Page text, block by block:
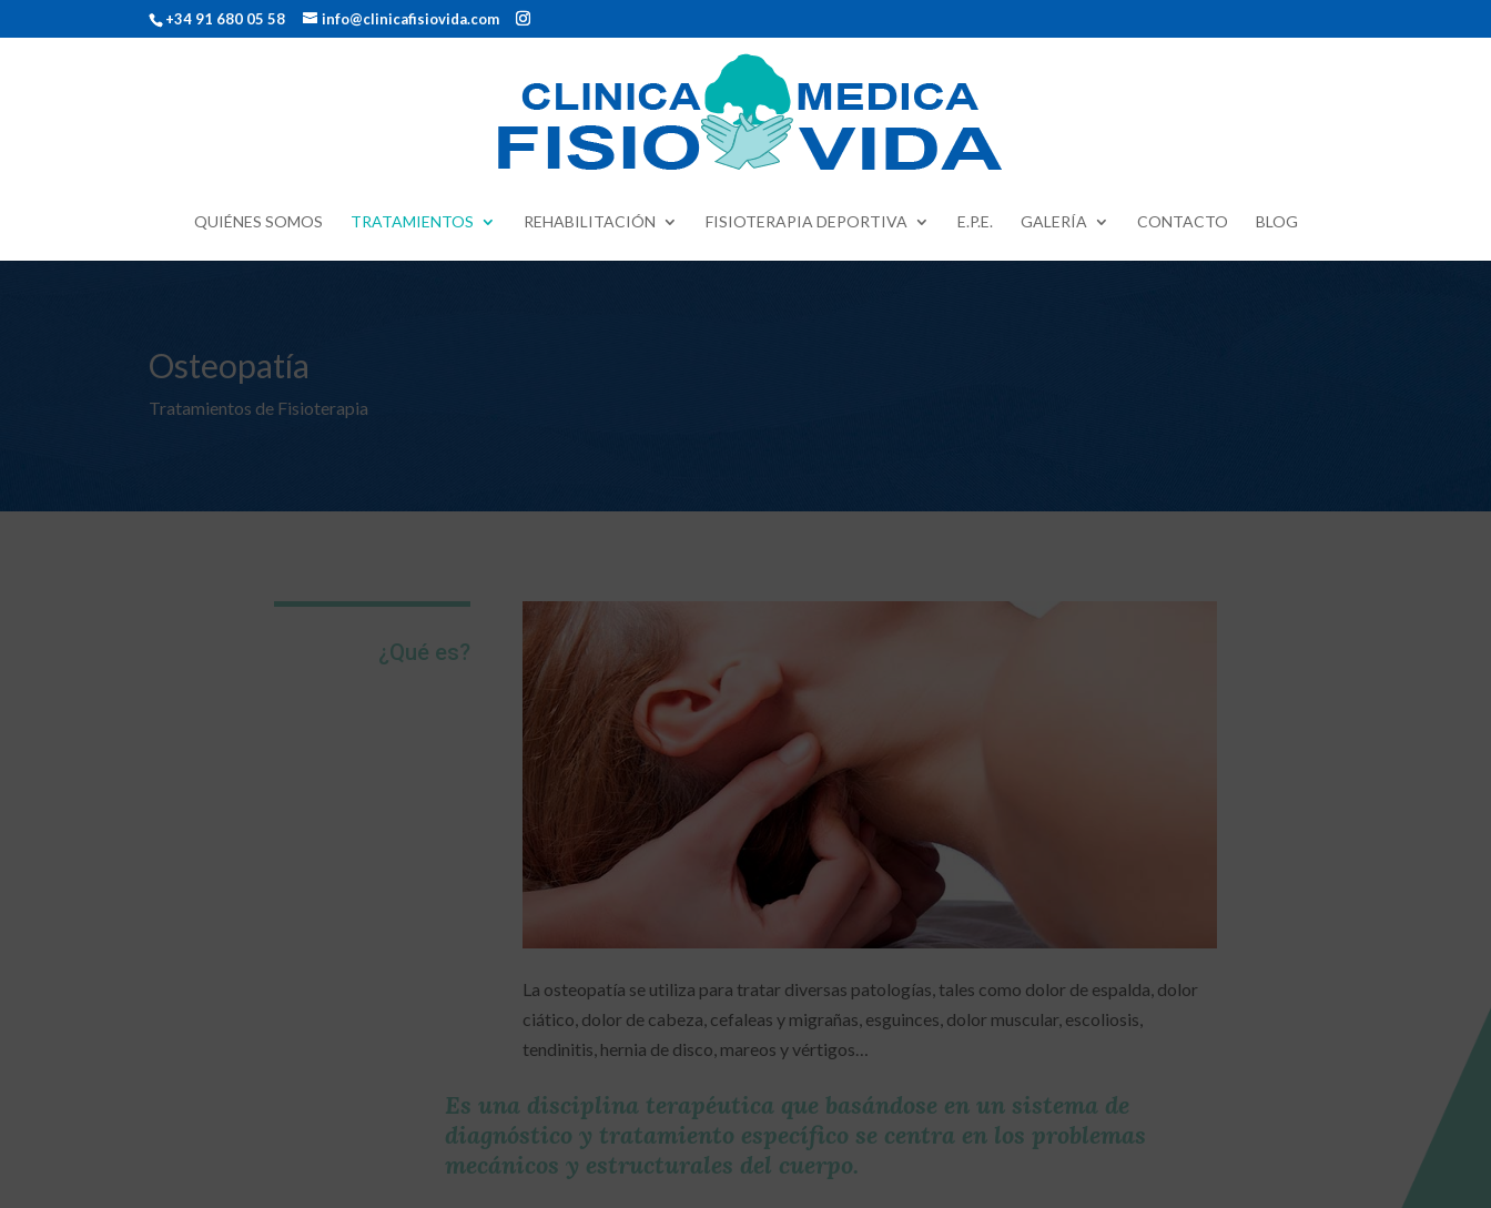
+34 91 680 05 58 info@clinicafisiovida.com
QUIÉNES SOMOS TRATAMIENTOS REHABILITACIÓN FISIOTERAPIA DEPORTIVA E.P.E. GALERÍA CONTACTO BLOG
Osteopatía
Tratamientos de Fisioterapia
¿Qué es?
La osteopatía se utiliza para tratar diversas patologías, tales como dolor de espalda, dolor
ciático, dolor de cabeza, cefaleas y migrañas, esguinces, dolor muscular, escoliosis,
tendinitis, hernia de disco, mareos y vértigos…
Es una disciplina terapéutica que basándose en un sistema de
diagnóstico y tratamiento específico se centra en los problemas
mecánicos y estructurales del cuerpo.